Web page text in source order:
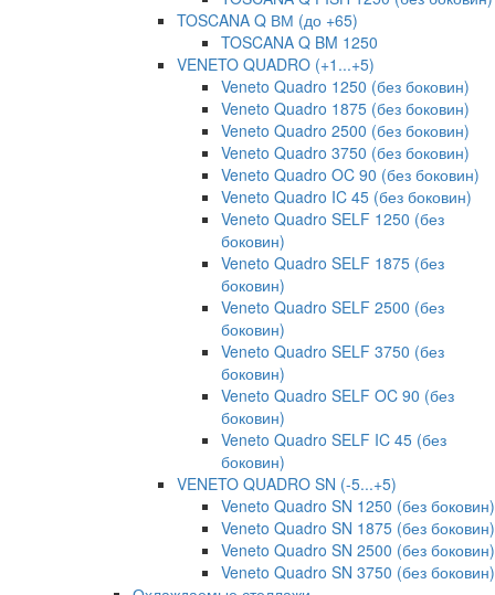
TOSCANA Q ВМ (до +65)
TOSCANA Q BM 1250
VENETO QUADRO (+1...+5)
Veneto Quadro 1250 (без боковин)
Veneto Quadro 1875 (без боковин)
Veneto Quadro 2500 (без боковин)
Veneto Quadro 3750 (без боковин)
Veneto Quadro OC 90 (без боковин)
Veneto Quadro IC 45 (без боковин)
Veneto Quadro SELF 1250 (без
боковин)
Veneto Quadro SELF 1875 (без
боковин)
Veneto Quadro SELF 2500 (без
боковин)
Veneto Quadro SELF 3750 (без
боковин)
Veneto Quadro SELF OC 90 (без
боковин)
Veneto Quadro SELF IC 45 (без
боковин)
VENETO QUADRO SN (-5...+5)
Veneto Quadro SN 1250 (без боковин)
Veneto Quadro SN 1875 (без боковин)
Veneto Quadro SN 2500 (без боковин)
Veneto Quadro SN 3750 (без боковин)